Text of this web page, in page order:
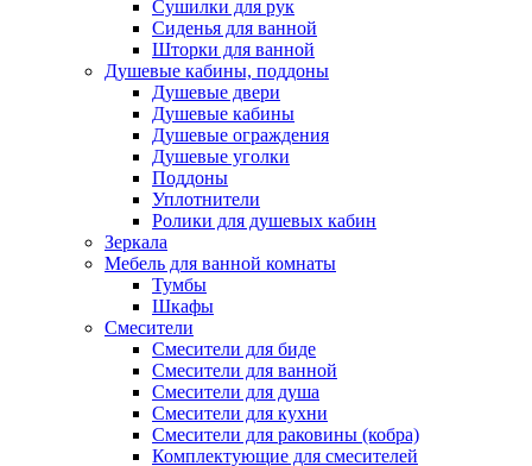
Сушилки для рук
Сиденья для ванной
Шторки для ванной
Душевые кабины, поддоны
Душевые двери
Душевые кабины
Душевые ограждения
Душевые уголки
Поддоны
Уплотнители
Ролики для душевых кабин
Зеркала
Мебель для ванной комнаты
Тумбы
Шкафы
Смесители
Смесители для биде
Смесители для ванной
Смесители для душа
Смесители для кухни
Смесители для раковины (кобра)
Комплектующие для смесителей